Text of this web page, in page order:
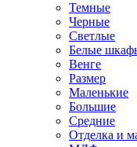
Темные
Черные
Светлые
Белые
Венге
Размер
Маленькие
Большие
Средние
Отделка и